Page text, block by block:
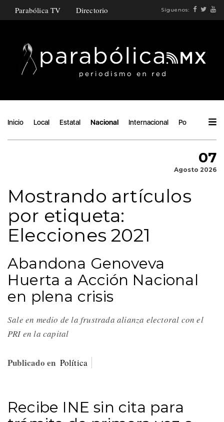
Parabólica TV Directorio Síguenos:
Inicio Local Estatal Nacional Internacional Política
07
Agosto 2026
Mostrando artículos
por etiqueta:
Elecciones 2021
Abandona Genoveva
Huerta a Acción Nacional
en plena crisis
Sale en medio de la frustrada alianza electoral con el
PRI en la capital
Publicado en Política
Recibe INE sin cita para